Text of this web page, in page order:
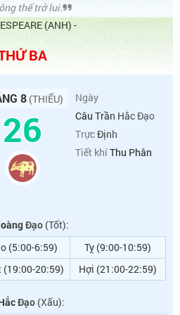
thể trở lui.
(ANH) -
BA
8 (THIẾU)
26
Ngày
Câu Trần Hắc Đạo
TrựcĐịnh
Tiết khíThu Phân
Đạo(Tốt):
(5:00-6:59)
Tỵ (9:00-10:59)
(19:00-20:59) Hợi (21:00-22:59)
Đạo(Xấu):